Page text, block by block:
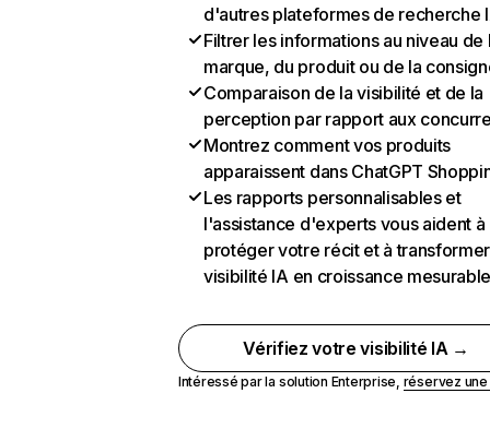
d'autres plateformes de recherche
Filtrer les informations au niveau de
marque, du produit ou de la
Comparaison de la visibilité et de la
perception par rapport aux
Montrez comment vos produits
apparaissent dans ChatGPT
Les rapports personnalisables et
l'assistance d'experts vous aident à
protéger votre récit et à
visibilité IA en croissance
Vérifiez votre visibilité IA →
Intéressé par la solution Enterprise, réservez